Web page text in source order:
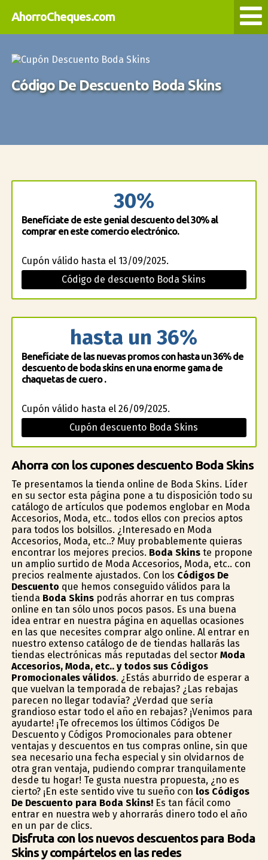
AhorroCheques.com
Código De Descuento Boda Skins
30%
Benefíciate de este genial descuento del 30% al
comprar en este comercio electrónico.
Cupón válido hasta el 13/09/2025.
Código de descuento Boda Skins
hasta un 36%
Benefíciate de las nuevas promos con hasta un 36% de
descuento de boda skins en una enorme gama de
chaquetas de cuero .
Cupón válido hasta el 26/09/2025.
Cupón descuento Boda Skins
Ahorra con los cupones descuento Boda Skins
Te presentamos la tienda online de Boda Skins. Líder
en su sector esta página pone a tu disposición todo su
catálogo de artículos que podemos englobar en Moda
Accesorios, Moda, etc.. todos ellos con precios aptos
para todos los bolsillos. ¿Interesado en Moda
Accesorios, Moda, etc..? Muy probablemente quieras
encontrar los mejores precios. Boda Skinste propone
un amplio surtido de Moda Accesorios, Moda, etc.. con
precios realmente ajustados. Con los Códigos De
Descuento que hemos conseguido válidos para la
tienda Boda Skinspodrás ahorrar en tus compras
online en tan sólo unos pocos pasos. Es una buena
idea entrar en nuestra página en aquellas ocasiones
en las que necesites comprar algo online. Al entrar en
nuestro extenso catálogo de de tiendas hallarás las
tiendas electrónicas más reputadas del sector Moda
Accesorios, Moda, etc.. y todos sus Códigos
Promocionales válidos. ¿Estás aburrido de esperar a
que vuelvan la temporada de rebajas? ¿Las rebajas
parecen no llegar todavía? ¿Verdad que sería
grandioso estar todo el año en rebajas? ¡Venimos para
ayudarte! ¡Te ofrecemos los últimos Códigos De
Descuento y Códigos Promocionales para obtener
ventajas y descuentos en tus compras online, sin que
sea necesario una fecha especial y sin olvidarnos de
otra gran ventaja, pudiendo comprar tranquilamente
desde tu hogar! Te gusta nuestra propuesta, ¿no es
cierto? ¡En este sentido vive tu sueño con los Códigos
De Descuento para Boda Skins!Es tan fácil como
entrar en nuestra web y ahorrarás dinero todo el año
en un par de clics.
Disfruta con los nuevos descuentos para Boda
Skins y compártelos en las redes